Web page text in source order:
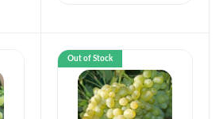
Out of Stock